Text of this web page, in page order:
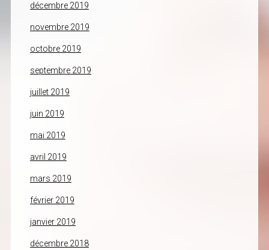
décembre 2019
novembre 2019
octobre 2019
septembre 2019
juillet 2019
juin 2019
mai 2019
avril 2019
mars 2019
février 2019
janvier 2019
décembre 2018